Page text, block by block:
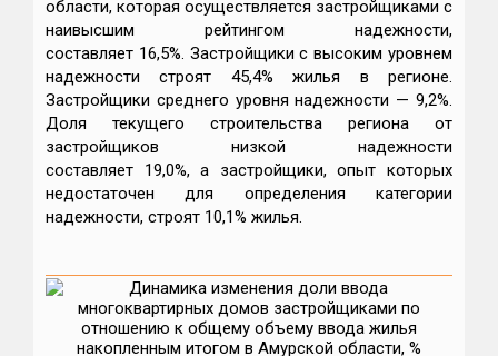
области, которая осуществляется застройщиками с
наивысшим рейтингом надежности,
составляет 16,5%. Застройщики с высоким уровнем
надежности строят 45,4% жилья в регионе.
Застройщики среднего уровня надежности — 9,2%.
Доля текущего строительства региона от
застройщиков низкой надежности
составляет 19,0%, а застройщики, опыт которых
недостаточен для определения категории
надежности, строят 10,1% жилья.